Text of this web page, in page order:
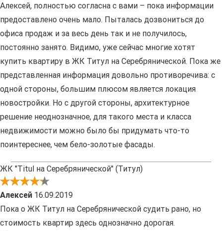
Алексей, полностью согласна с вами – пока информации
предоставлено очень мало. Пыталась дозвониться до
офиса продаж и за весь день так и не получилось,
постоянно занято. Видимо, уже сейчас многие хотят
купить квартиру в ЖК Титул на Серебрянической. Пока же
представленная информация довольно противоречива: с
одной стороны, большим плюсом является локация
новостройки. Но с другой стороны, архитектурное
решение неоднозначное, для такого места и класса
недвижимости можно было бы придумать что-то
поинтереснее, чем бело-золотые фасады.
ЖК "Titul на Серебрянической" (Титул)
Алексей 16.09.2019
Пока о ЖК Титул на Серебрянической судить рано, но
стоимость квартир здесь однозначно дорогая.